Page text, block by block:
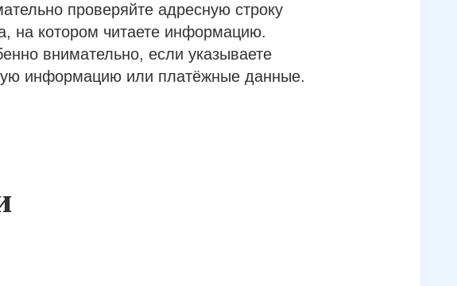
проверяйте адресную строку
на котором читаете информацию.
внимательно, если указываете
информацию или платёжные данные.